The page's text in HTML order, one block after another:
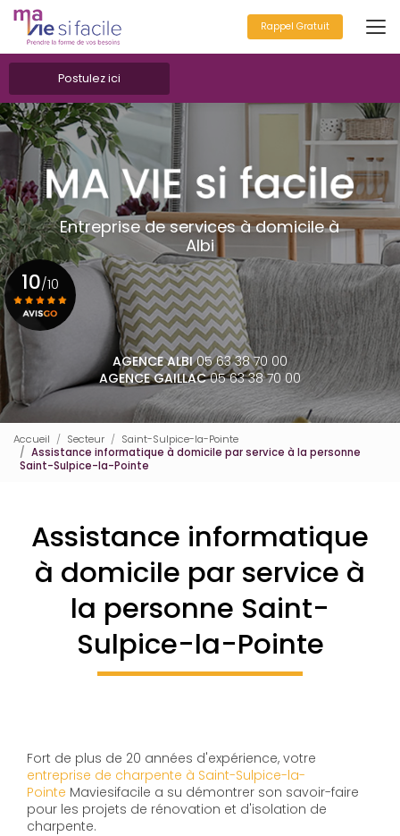
Aller
au
contenu
principal
Postulez ici
Rappel Gratuit
Entreprise de services à domicile à
Albi
AGENCE ALBI05 63 38 70 00
AGENCE GAILLAC05 63 38 70 00
10/10
Voir le certificat
Accueil Secteur
Saint-Sulpice-la-Pointe
Assistance informatique à domicile par service à la personne
Saint-Sulpice-la-Pointe
Assistance informatique
à domicile par service à
la personne Saint-
Sulpice-la-Pointe
Fort de plus de 20 années d'expérience, votre
entreprise de charpente à Saint-Sulpice-la-
Pointe Maviesifacile a su démontrer son savoir-faire
pour les projets de rénovation et d'isolation de
charpente.